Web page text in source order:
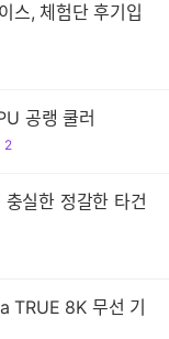
스, 체험단 후기입
공랭 쿨러
댓
2
실한 정갈한 타건
TRUE 8K 무선 기